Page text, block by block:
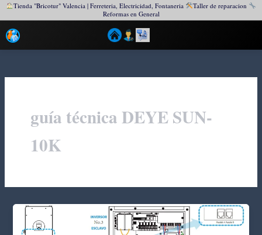
Tienda "Bricotur" Valencia | Ferreteria, Electricidad, Fontaneria
Taller de reparacion
Reformas en General
Ir
contenido
guía técnica DEYE SUN-
10K